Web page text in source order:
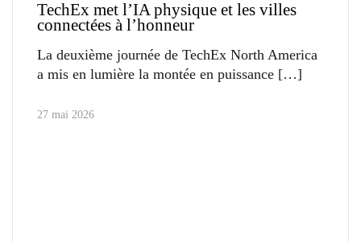
TechEx met l’IA physique et les villes
connectées à l’honneur
La deuxième journée de TechEx North America
a mis en lumière la montée en puissance
27 mai 2026